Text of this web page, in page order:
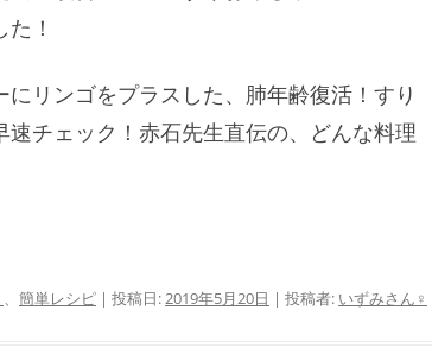
！
リンゴをプラスした、肺年齢復活！すり
チェック！赤石先生直伝の、どんな料理
、 簡単レシピ | 投稿日:2019年5月20日 | 投稿者: いずみさん♀